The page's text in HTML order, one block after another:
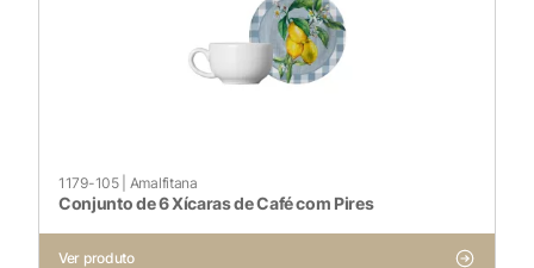
1179-105| Amalfitana
Conjunto de 6 Xícaras de Café com Pires
Ver produto